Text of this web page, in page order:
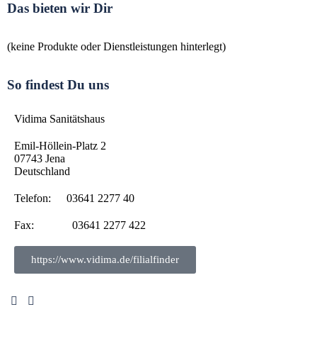
Das bieten wir Dir
(keine Produkte oder Dienstleistungen hinterlegt)
So findest Du uns
Vidima Sanitätshaus
Emil-Höllein-Platz 2
07743 Jena
Deutschland
Telefon: 03641 2277 40
Fax: 03641 2277 422
https://www.vidima.de/filialfinder